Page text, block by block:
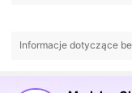
Informacje dotyczące